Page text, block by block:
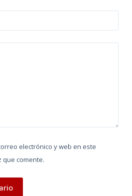
electrónico y web en este
que comente.